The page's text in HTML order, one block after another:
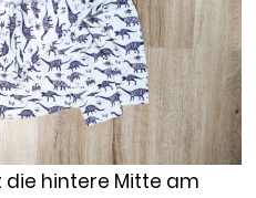
die hintere Mitte am